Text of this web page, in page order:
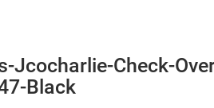
Jcocharlie-Check-
Black